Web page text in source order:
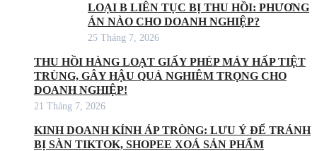
LOẠI B LIÊN TỤC BỊ THU HỒI: PHƯƠNG
ÁN NÀO CHO DOANH NGHIỆP?
25 Tháng 7, 2026
THU HỒI HÀNG LOẠT GIẤY PHÉP MÁY HẤP TIỆT
TRÙNG, GÂY HẬU QUẢ NGHIÊM TRỌNG CHO
DOANH NGHIỆP!
21 Tháng 7, 2026
KINH DOANH KÍNH ÁP TRÒNG: LƯU Ý ĐỂ TRÁNH
BỊ SÀN TIKTOK, SHOPEE XOÁ SẢN PHẨM